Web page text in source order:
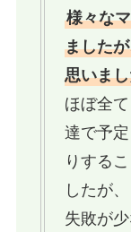
様々な
ました
思いま
ほぼ全
達で予
りする
したが
失敗が